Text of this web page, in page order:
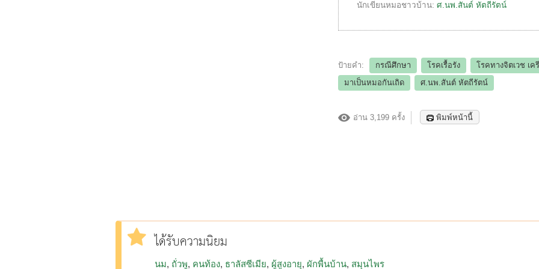
นักเขียนหมอชาวบ้าน: ศ.นพ.สันต์ หัตถีรัตน์
ป้ายคำ: กรณีศึกษา โรคเรื้อรัง โรคทางจิตเวช เค
มาเป็นหมอกันเถิด
ศ.นพ.สันต์ หัตถีรัตน์
อ่าน 3,199 ครั้ง พิมพ์หน้านี้
ได้รับความนิยม
นม ถั่วพู คนท้อง ธาลัสซีเมีย ผู้สูงอายุ ผักพื้นบ้าน สมุนไพร